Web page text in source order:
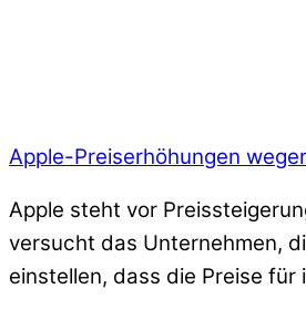
Apple-Preiserhöhungen
Apple steht vor
versucht das Unternehmen,
einstellen, dass die Preise